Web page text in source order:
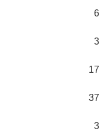
6
3
17
37
3